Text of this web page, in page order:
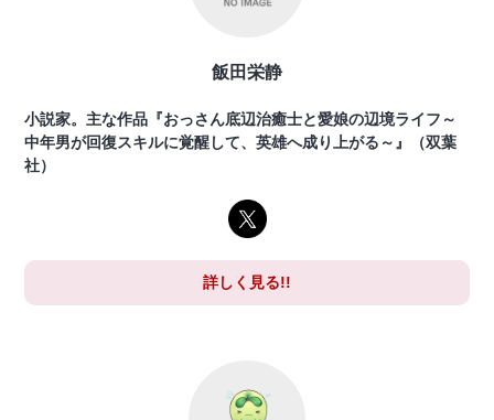
飯田栄静
小説家。主な作品『おっさん底辺治癒士と愛娘の辺境ライフ～
中年男が回復スキルに覚醒して、英雄へ成り上がる～』（双葉
社）
詳しく見る!!